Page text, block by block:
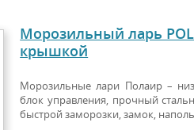
Морозильный ларь
крышкой
Морозильные лари Полаир –
блок управления, прочный
быстрой заморозки, замок,